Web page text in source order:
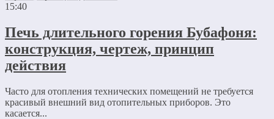
15:40
Печь длительного горения Бубафоня:
конструкция, чертеж, принцип
действия
Часто для отопления технических помещений не требуется
красивый внешний вид отопительных приборов. Это
касается...